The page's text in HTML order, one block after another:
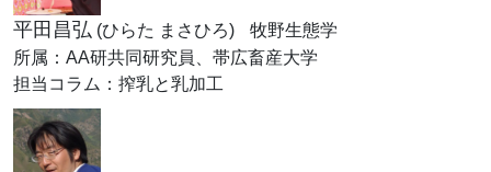
平田昌弘 (ひらた まさひろ)
牧野生態学
所属：AA研共同研究員、帯広畜産大学
担当コラム：搾乳と乳加工